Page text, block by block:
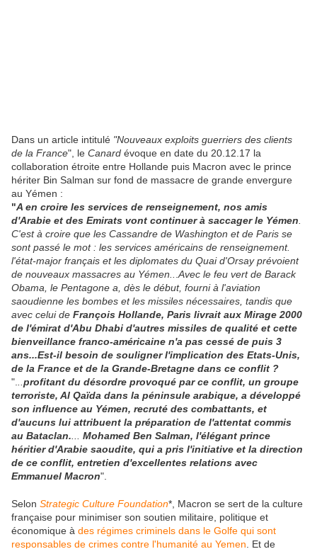
Dans un article intitulé "Nouveaux exploits guerriers des clients
de la France", le Canard évoque en date du 20.12.17 la
collaboration étroite entre Hollande puis Macron avec le prince
hériter Bin Salman sur fond de massacre de grande envergure
au Yémen :
"A en croire les services de renseignement, nos amis
d'Arabie et des Emirats vont continuer à saccager le Yémen
C'est à croire que les Cassandre de Washington et de Paris se
sont passé le mot : les services américains de renseignement.
l'état-major français et les diplomates du Quai d'Orsay prévoient
de nouveaux massacres au Yémen..
Avec le feu vert de Barack
Obama, le Pentagone a, dès le début, fourni à l'aviation
saoudienne les bombes et les missiles nécessaires, tandis que
avec celui de François Hollande, Paris livrait aux Mirage 2000
de l'émirat d'Abu Dhabi d'autres missiles de qualité et cette
bienveillance franco-américaine n'a pas cessé de puis 3
ans...Est-il besoin de souligner l'implication des Etats-Unis,
de la France et de la Grande-Bretagne dans ce conflit ?
".
profitant du désordre provoqué par ce conflit, un groupe
terroriste, Al Qaïda dans la péninsule arabique, a développé
son influence au Yémen, recruté des combattants, et
d'aucuns lui attribuent la préparation de l'attentat commis
au Bataclan.
Mohamed Ben Salman, l'élégant prince
héritier d'Arabie saoudite, qui a pris l'initiative et la direction
de ce conflit, entretien d'excellentes relations avec
Emmanuel Macron".
Selon Strategic Culture Foundation*, Macron se sert de la culture
française pour minimiser son soutien militaire, politique et
économique à des régimes criminels dans le Golfe qui sont
responsables de crimes contre l'humanité au Yemen . Et de